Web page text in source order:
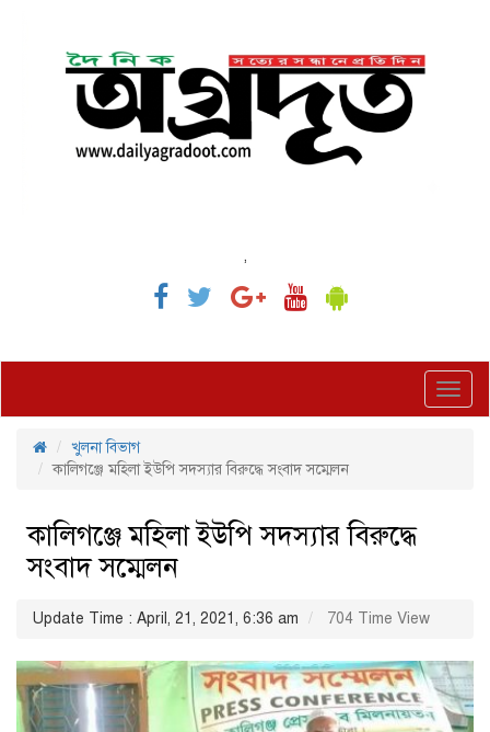
,
খুলনা বিভাগ
কালিগঞ্জে মহিলা ইউপি সদস্যার বিরুদ্ধে সংবাদ সম্মেলন
কালিগঞ্জে মহিলা ইউপি সদস্যার বিরুদ্ধে
সংবাদ সম্মেলন
Update Time : April, 21, 2021, 6:36 am 704 Time View